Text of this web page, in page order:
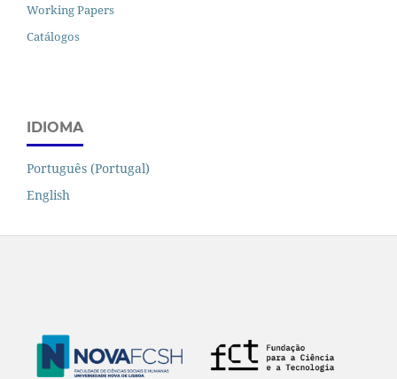
Working Papers
Catálogos
IDIOMA
Português (Portugal)
English